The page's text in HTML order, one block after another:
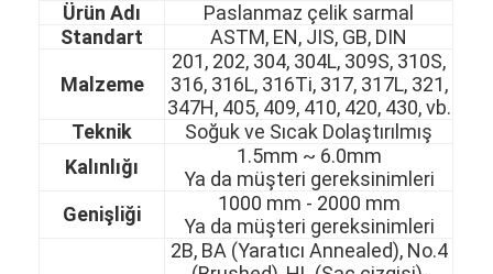
Ürün Adı
Paslanmaz çelik sarmal
Standart
ASTM, EN, JIS, GB, DIN
Malzeme
201, 202, 304, 304L, 309S, 310S,
316, 316L, 316Ti, 317, 317L, 321,
347H, 405, 409, 410, 420, 430, vb.
Teknik
Soğuk ve Sıcak Dolaştırılmış
Kalınlığı
1.5mm ~ 6.0mm
Ya da müşteri gereksinimleri
Genişliği
1000 mm - 2000 mm
Ya da müşteri gereksinimleri
2B, BA (Yaratıcı Annealed), No.4